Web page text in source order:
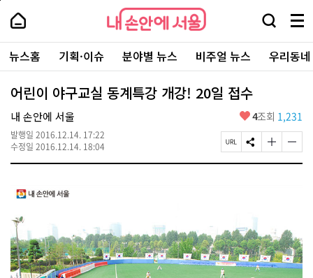
본
로
가
내
손
안
에
서
울
-
서
울
시
대
표
소
털
내
손
에
울
검
창
열
기
메
뉴
전
체
보
주
요
서
뉴스홈 기획·이슈 분야별 뉴스 비주얼 뉴스 우리동
어린이 야구교실 동계특강 개강! 20일 접수
내 손안에 서울
발행일 2016.12.14. 17:22
수정일 2016.12.14. 18:04
좋
요
4조회 1,231
페
이
사
S
N
기
글
자
경
하
기
글
자
경
하
기
페
상
단
로